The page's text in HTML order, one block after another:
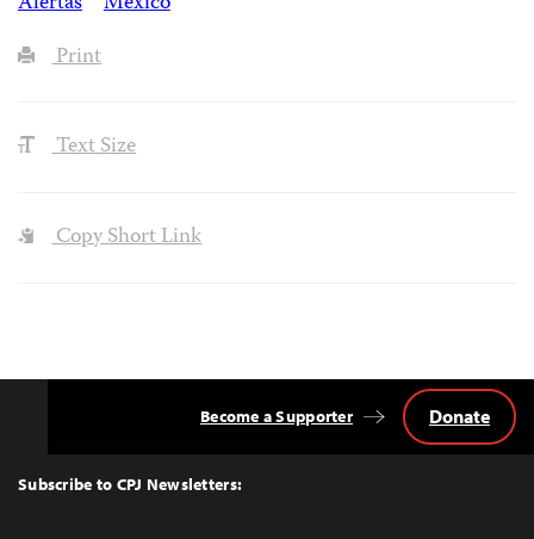
Print
Text Size
Copy Short Link
Top
Subscribe to CPJ Newsletters:
Become a Supporter Donate